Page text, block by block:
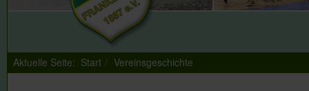
Aktuelle Seite: Start Vereinsgeschichte